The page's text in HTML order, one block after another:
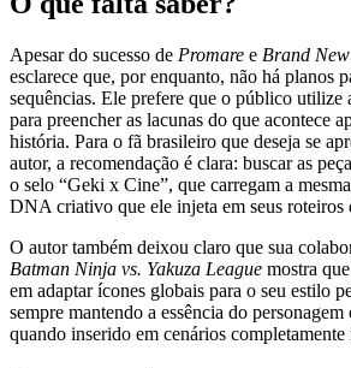
Apesar do sucesso de Promare e Brand
esclarece que, por enquanto, não há planos
sequências. Ele prefere que o público utilize
para preencher as lacunas do que acontece
história. Para o fã brasileiro que deseja se
autor, a recomendação é clara: buscar as
o selo “Geki x Cine”, que carregam a
DNA criativo que ele injeta em seus roteiros
O autor também deixou claro que sua
Batman Ninja vs. Yakuza League mostra
em adaptar ícones globais para o seu estilo
sempre mantendo a essência do
quando inserido em cenários completamente